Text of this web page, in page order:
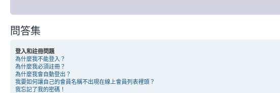
問答集
登入和註冊問題
為什麼我不能登入？
為什麼我必須註冊？
為什麼我會自動登出？
我要如何讓自己的會員名稱不出現在線上會員列表裡頭？
我忘記了我的密碼！